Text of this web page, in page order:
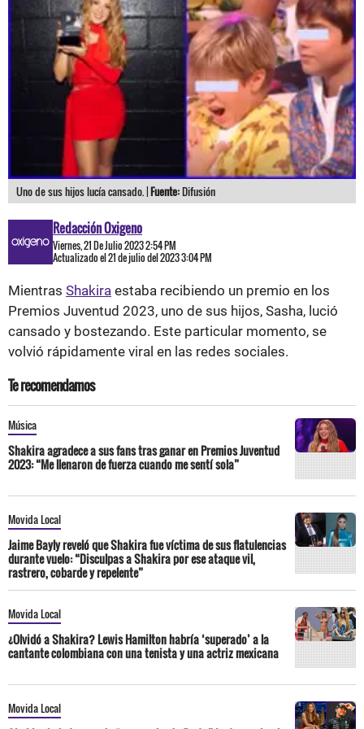
Uno de sus hijos lucía cansado. |Fuente:Difusión
Redacción Oxigeno
Viernes, 21 De Julio 2023 2:54 PM
Actualizado el 21 de julio del 2023 3:04 PM
Mientras Shakira estaba recibiendo un premio en los
Premios Juventud 2023, uno de sus hijos, Sasha, lució
cansado y bostezando. Este particular momento, se
volvió rápidamente viral en las redes sociales.
Te recomendamos
Música
Shakira agradece a sus fans tras ganar en Premios Juventud
2023: “Me llenaron de fuerza cuando me sentí sola”
Movida Local
Jaime Bayly reveló que Shakira fue víctima de sus flatulencias
durante vuelo: “Disculpas a Shakira por ese ataque vil,
rastrero, cobarde y repelente”
Movida Local
¿Olvidó a Shakira? Lewis Hamilton habría ‘superado’ a la
cantante colombiana con una tenista y una actriz mexicana
Movida Local